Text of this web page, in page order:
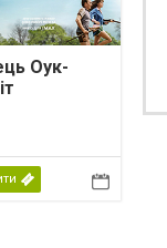
Оук-